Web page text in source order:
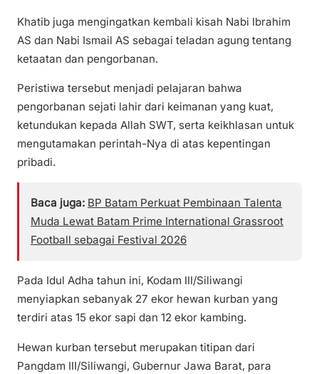
Khatib juga mengingatkan kembali kisah Nabi Ibrahim
AS dan Nabi Ismail AS sebagai teladan agung tentang
ketaatan dan pengorbanan.
Peristiwa tersebut menjadi pelajaran bahwa
pengorbanan sejati lahir dari keimanan yang kuat,
ketundukan kepada Allah SWT, serta keikhlasan untuk
mengutamakan perintah-Nya di atas kepentingan
pribadi.
Baca juga: BP Batam Perkuat Pembinaan Talenta
Muda Lewat Batam Prime International Grassroot
Football sebagai Festival 2026
Pada Idul Adha tahun ini, Kodam III/Siliwangi
menyiapkan sebanyak 27 ekor hewan kurban yang
terdiri atas 15 ekor sapi dan 12 ekor kambing.
Hewan kurban tersebut merupakan titipan dari
Pangdam III/Siliwangi, Gubernur Jawa Barat, para